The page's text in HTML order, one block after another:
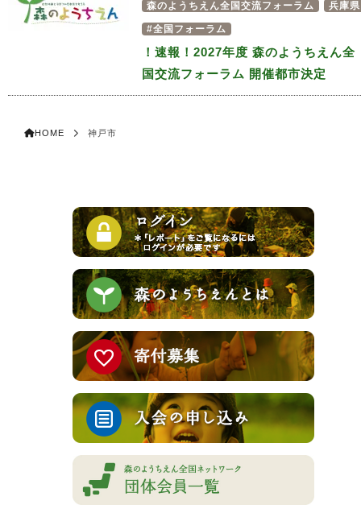
森のようちえん全国交流フォーラム 兵庫県
#全国フォーラム
！速報！2027年度 森のようちえん全
国交流フォーラム 開催都市決定
HOME 神戸市